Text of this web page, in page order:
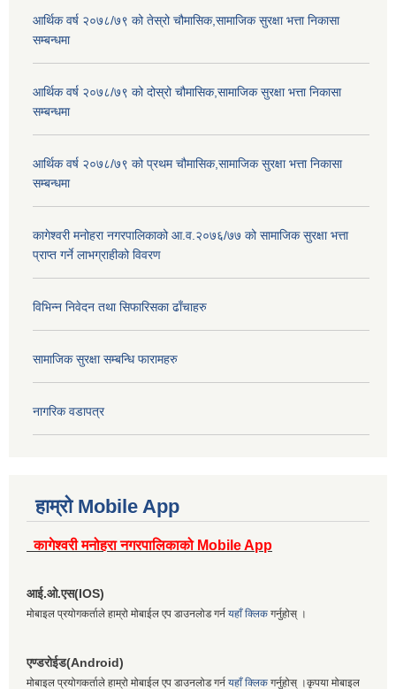
आर्थिक वर्ष २०७८/७९ को तेस्रो चौमासिक,सामाजिक सुरक्षा भत्ता निकासा
सम्बन्धमा
आर्थिक वर्ष २०७८/७९ को दोस्रो चौमासिक,सामाजिक सुरक्षा भत्ता निकासा
सम्बन्धमा
आर्थिक वर्ष २०७८/७९ को प्रथम चौमासिक,सामाजिक सुरक्षा भत्ता निकासा
सम्बन्धमा
कागेश्वरी मनोहरा नगरपालिकाको आ.व.२०७६/७७ को सामाजिक सुरक्षा भत्ता
प्राप्त गर्ने लाभग्राहीको विवरण
विभिन्न निवेदन तथा सिफारिसका ढाँचाहरु
सामाजिक सुरक्षा सम्बन्धि फारामहरु
नागरिक वडापत्र
हाम्रो Mobile App
कागेश्वरी मनोहरा नगरपालिकाको Mobile App
आई.ओ.एस(IOS)
मोबाइल प्रयोगकर्ताले हाम्रो मोबाईल एप डाउनलोड गर्न यहाँ क्लिक गर्नुहोस् ।
एण्डरोईड(Android)
मोबाइल प्रयोगकर्ताले हाम्रो मोबाईल एप डाउनलोड गर्न यहाँ क्लिक गर्नुहोस् ।कृपया मोबाइल